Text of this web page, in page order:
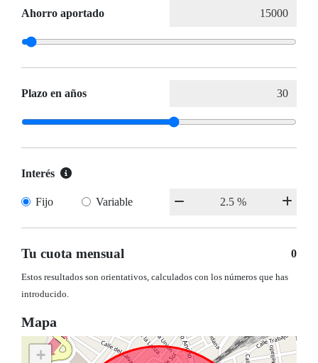
Ahorro aportado
Plazo en años
Interés
Fijo Variable
Tu cuota mensual 0
Estos resultados son orientativos, calculados con los números que has
introducido.
Mapa
+